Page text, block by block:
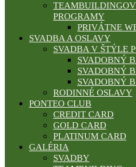
PROGRAMY
PRIVÁTNE
SVADBA A OSLAVY
SVADBA V ŠTÝLE
SVADOBNÝ
SVADOBNÝ
SVADOBNÝ
RODINNÉ OSLAVY
PONTEO CLUB
CREDIT CARD
GOLD CARD
PLATINUM CARD
GALÉRIA
SVADBY